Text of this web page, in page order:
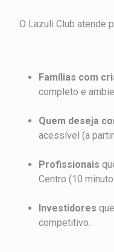
O Lazuli Club atende
Famílias com
completo e
Quem deseja
acessível (a
Profissionais
Centro (10
Investidores
competitivo.